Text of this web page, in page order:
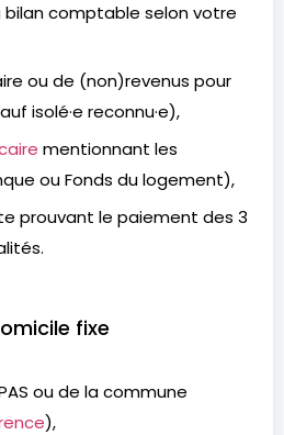
bilan comptable selon votre
ou de (non)revenus pour
isolé·e reconnu·e),
mentionnant les
ou Fonds du logement),
prouvant le paiement des 3
fixe
ou de la commune
),